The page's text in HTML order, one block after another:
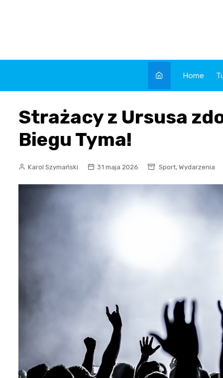
Home
Strażacy z Ursusa
Biegu Tyma!
Karol Szymański 31 maja 2026 Sport, Wydarzenia